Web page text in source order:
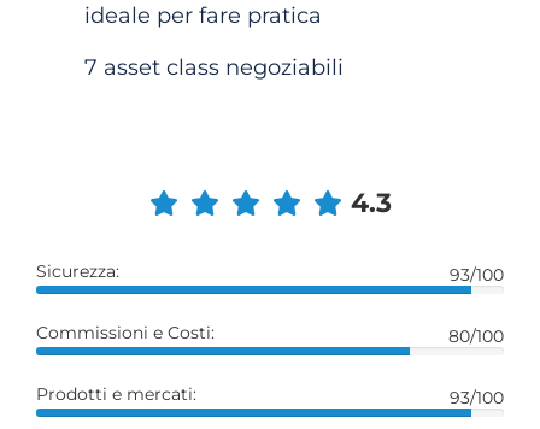
ideale per fare pratica
7 asset class negoziabili
4.3
Sicurezza: 93/100
Commissioni e Costi: 80/100
Prodotti e mercati: 93/100